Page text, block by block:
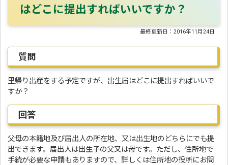
はどこに提出すればいいですか？
最終更新日：2016年11月24日
質問
里帰り出産をする予定ですが、出生届はどこに提出すればいいで
すか？
回答
父母の本籍地及び届出人の所在地、又は出生地のどちらにでも提
出できます。届出人は出生子の父又は母です。ただし、住所地で
手続が必要な申請もありますので、詳しくは住所地の役所にお問